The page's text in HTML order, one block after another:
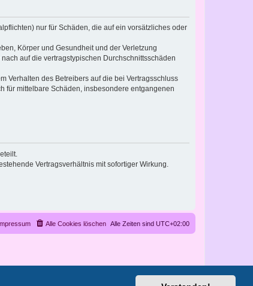
nur für Schäden, die auf ein vorsätzliches oder
Körper und Gesundheit und der Verletzung
auf die vertragstypischen Durchschnittsschäden
Verhalten des Betreibers auf die bei Vertragsschluss
für mittelbare Schäden, insbesondere entgangenen
Vertragsverhältnis mit sofortiger Wirkung.
Alle Zeiten sind UTC+02:00
Alle Cookies löschen